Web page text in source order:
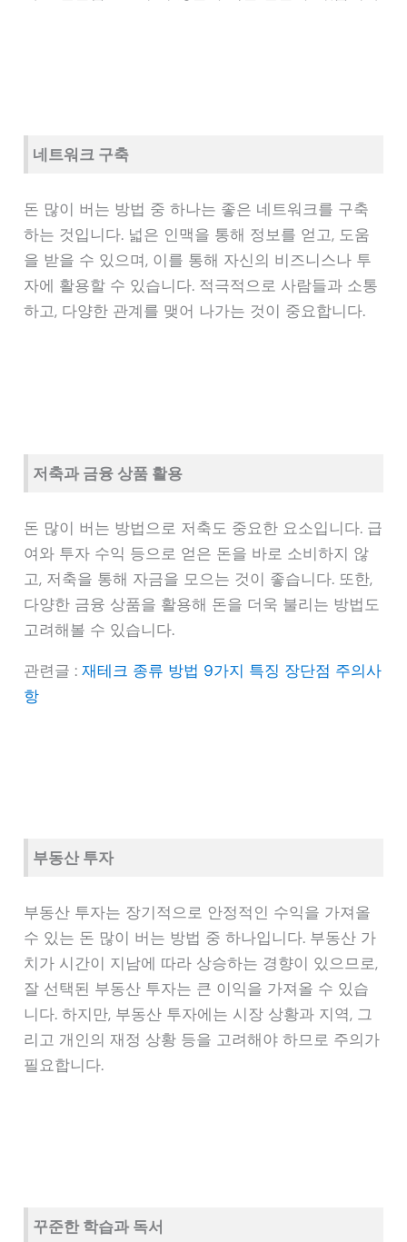
네트워크 구축
돈 많이 버는 방법 중 하나는 좋은 네트워크를 구축
하는 것입니다. 넓은 인맥을 통해 정보를 얻고, 도움
을 받을 수 있으며, 이를 통해 자신의 비즈니스나 투
자에 활용할 수 있습니다. 적극적으로 사람들과 소통
하고, 다양한 관계를 맺어 나가는 것이 중요합니다.
저축과 금융 상품 활용
돈 많이 버는 방법으로 저축도 중요한 요소입니다. 급
여와 투자 수익 등으로 얻은 돈을 바로 소비하지 않
고, 저축을 통해 자금을 모으는 것이 좋습니다. 또한,
다양한 금융 상품을 활용해 돈을 더욱 불리는 방법도
고려해볼 수 있습니다.
관련글 :재테크 종류 방법 9가지 특징 장단점 주의사
항
부동산 투자
부동산 투자는 장기적으로 안정적인 수익을 가져올
수 있는 돈 많이 버는 방법 중 하나입니다. 부동산 가
치가 시간이 지남에 따라 상승하는 경향이 있으므로,
잘 선택된 부동산 투자는 큰 이익을 가져올 수 있습
니다. 하지만, 부동산 투자에는 시장 상황과 지역, 그
리고 개인의 재정 상황 등을 고려해야 하므로 주의가
필요합니다.
꾸준한 학습과 독서